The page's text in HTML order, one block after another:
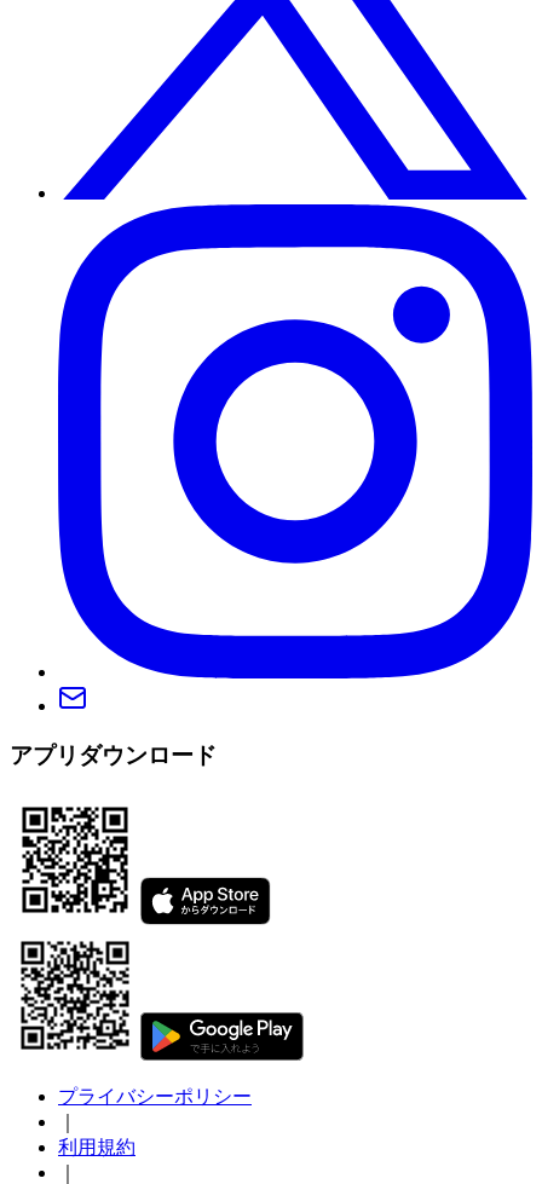
アプリダウンロード
プライバシーポリシー
利用規約